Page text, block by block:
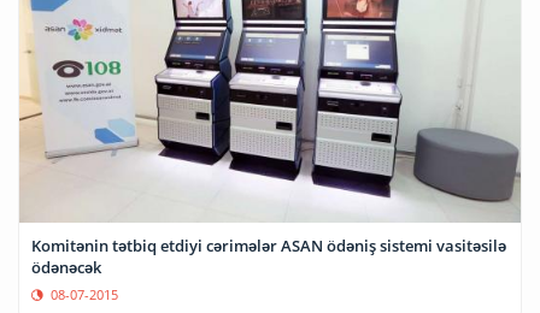
Komitənin tətbiq etdiyi cərimələr ASAN ödəniş sistemi vasitəsilə
ödənəcək
08-07-2015